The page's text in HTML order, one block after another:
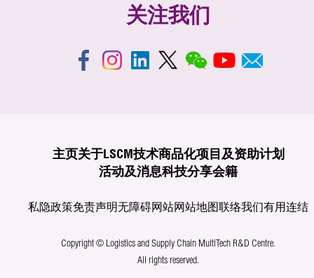
关注我们
主页关于LSCM技术商品化项目及资助计划
活动及消息科技分享会籍
私隐政策免责声明无障碍网站网站地图联络我们有用连结
Copyright © Logistics and Supply Chain MultiTech R&D Centre.
All rights reserved.